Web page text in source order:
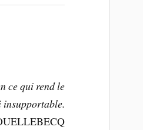
ce qui rend le